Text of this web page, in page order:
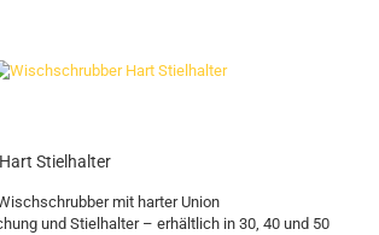
Stielhalter
mit harter Union
und Stielhalter – erhältlich in 30, 40 und 50